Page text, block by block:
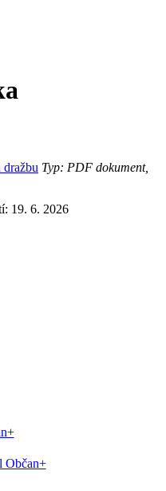
Typ: PDF dokument,
19. 6. 2026
Občan+